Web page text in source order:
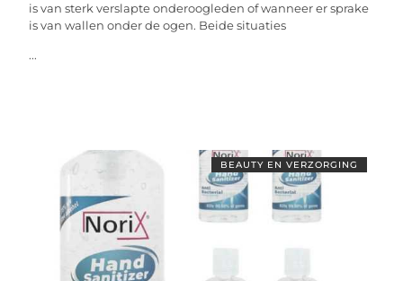
is van sterk verslapte onderoogleden of wanneer er sprake
is van wallen onder de ogen. Beide situaties
...
BEAUTY EN VERZORGING